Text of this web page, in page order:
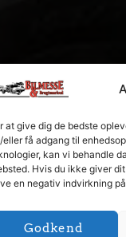
at give dig de bedste
eller få adgang til
kan vi behandle
Hvis du ikke giver
en negativ indvirkning
Godkend